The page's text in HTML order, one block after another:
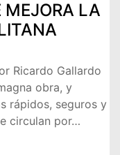
MEJORA LA
Ricardo Gallardo
obra, y
rápidos, seguros y
circulan por…